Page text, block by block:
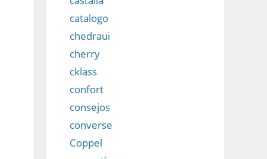
catalogo
chedraui
cherry
cklass
confort
consejos
converse
Coppel